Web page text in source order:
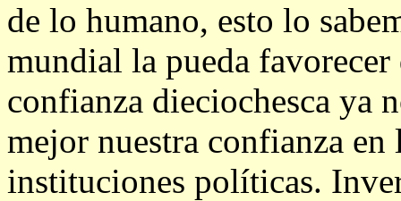
de lo humano, esto lo
mundial la pueda favorecer
confianza dieciochesca ya
mejor nuestra confianza
instituciones políticas.